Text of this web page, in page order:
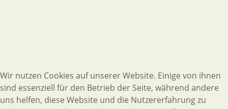
Wir nutzen Cookies auf unserer Website. Einige von ihnen
sind essenziell für den Betrieb der Seite, während andere
uns helfen, diese Website und die Nutzererfahrung zu